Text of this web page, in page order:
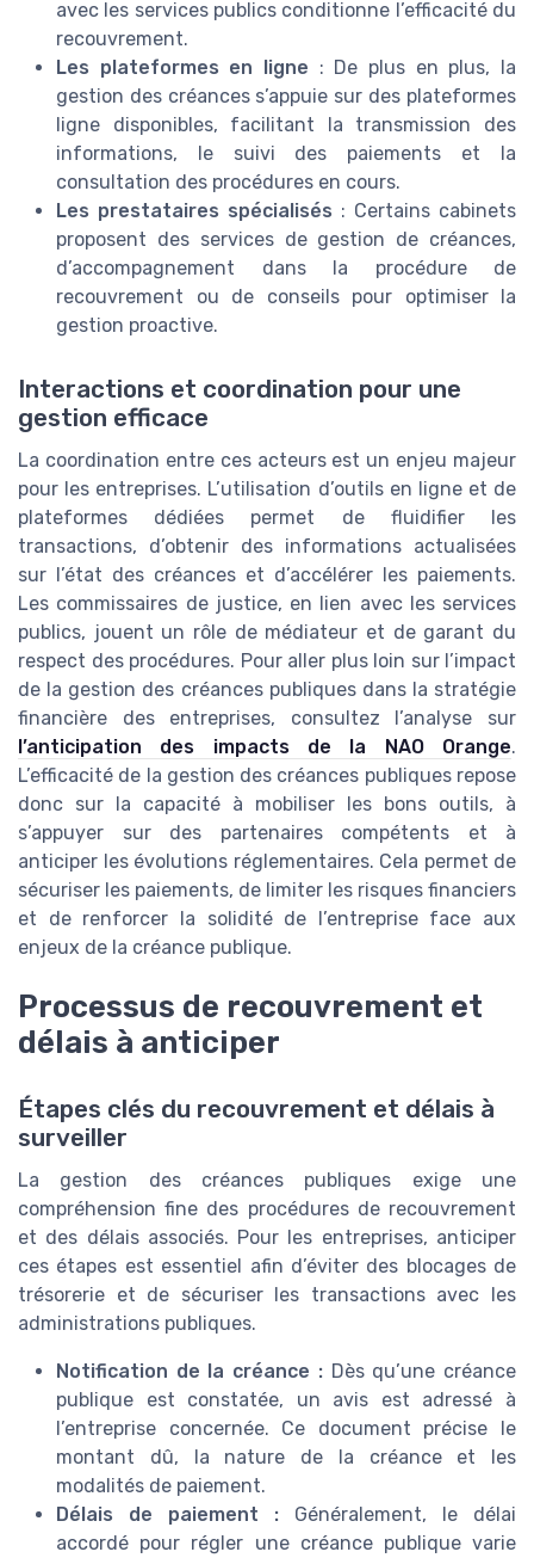
avec les services publics conditionne l’efficacité du
recouvrement.
Les plateformes en ligne : De plus en plus, la
gestion des créances s’appuie sur des plateformes
ligne disponibles, facilitant la transmission des
informations, le suivi des paiements et la
consultation des procédures en cours.
Les prestataires spécialisés : Certains cabinets
proposent des services de gestion de créances,
d’accompagnement dans la procédure de
recouvrement ou de conseils pour optimiser la
gestion proactive.
Interactions et coordination pour une
gestion efficace
La coordination entre ces acteurs est un enjeu majeur
pour les entreprises. L’utilisation d’outils en ligne et de
plateformes dédiées permet de fluidifier les
transactions, d’obtenir des informations actualisées
sur l’état des créances et d’accélérer les paiements.
Les commissaires de justice, en lien avec les services
publics, jouent un rôle de médiateur et de garant du
respect des procédures. Pour aller plus loin sur l’impact
de la gestion des créances publiques dans la stratégie
financière des entreprises, consultez l’analyse sur
l’anticipation des impacts de la NAO Orange.
L’efficacité de la gestion des créances publiques repose
donc sur la capacité à mobiliser les bons outils, à
s’appuyer sur des partenaires compétents et à
anticiper les évolutions réglementaires. Cela permet de
sécuriser les paiements, de limiter les risques financiers
et de renforcer la solidité de l’entreprise face aux
enjeux de la créance publique.
Processus de recouvrement et
délais à anticiper
Étapes clés du recouvrement et délais à
surveiller
La gestion des créances publiques exige une
compréhension fine des procédures de recouvrement
et des délais associés. Pour les entreprises, anticiper
ces étapes est essentiel afin d’éviter des blocages de
trésorerie et de sécuriser les transactions avec les
administrations publiques.
Notification de la créance :Dès qu’une créance
publique est constatée, un avis est adressé à
l’entreprise concernée. Ce document précise le
montant dû, la nature de la créance et les
modalités de paiement.
Délais de paiement : Généralement, le délai
accordé pour régler une créance publique varie